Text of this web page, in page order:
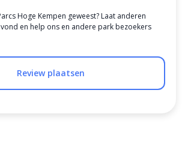
Hoge Kempen geweest? Laat anderen
en help ons en andere park bezoekers
Review plaatsen